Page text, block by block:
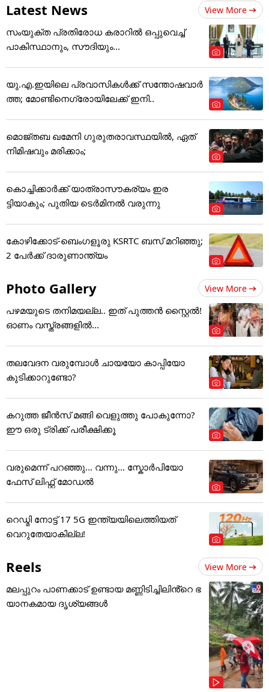
Latest News View More
സംയുക്ത പ്രതിരോധ കരാറിൽ ഒപ്പുവെച്ച്
പാകിസ്ഥാനും, സൗദിയും...
യു.എ.ഇയിലെ പ്രവാസികൾക്ക് സന്തോഷവാർ
ത്ത; മോണ്ടിനെഗ്രോയിലേക്ക് ഇനി..
മൊജ്തബ ഖമേനി ഗുരുതരാവസ്ഥയില്‍, ഏത്
നിമിഷവും മരിക്കാം;
കൊച്ചിക്കാർക്ക് യാത്രാസൗകര്യം ഇര
ട്ടിയാകും; പുതിയ ടെർമിനൽ വരുന്നു
കോഴിക്കോട്-ബെംഗളൂരു KSRTC ബസ് മറിഞ്ഞു;
2 പേർക്ക് ദാരുണാന്ത്യം
Photo Gallery View More
പഴമയുടെ തനിമയല്ല.. ഇത് പുത്തൻ സ്റ്റൈൽ!
ഓണം വസ്ത്രങ്ങളിൽ...
തലവേദന വരുമ്പോൾ ചായയോ കാപ്പിയോ
കുടിക്കാറുണ്ടോ?
കറുത്ത ജീൻസ് മങ്ങി വെളുത്തു പോകുന്നോ?
ഈ ഒരു ട്രിക്ക് പരീക്ഷിക്കൂ
വരുമെന്ന് പറഞ്ഞു... വന്നു... സ്കോർപിയോ
ഫേസ് ലിഫ്റ്റ് മോഡൽ
റെഡ്മി നോട്ട് 17 5G ഇന്ത്യയിലെത്തിയത്
വെറുതേയാകില്ല!
Reels View More
മലപ്പുറം പാണക്കാട് ഉണ്ടായ മണ്ണിടിച്ചിലിൻ്റെ ഭ
യാനകമായ ദൃശ്യങ്ങൾ